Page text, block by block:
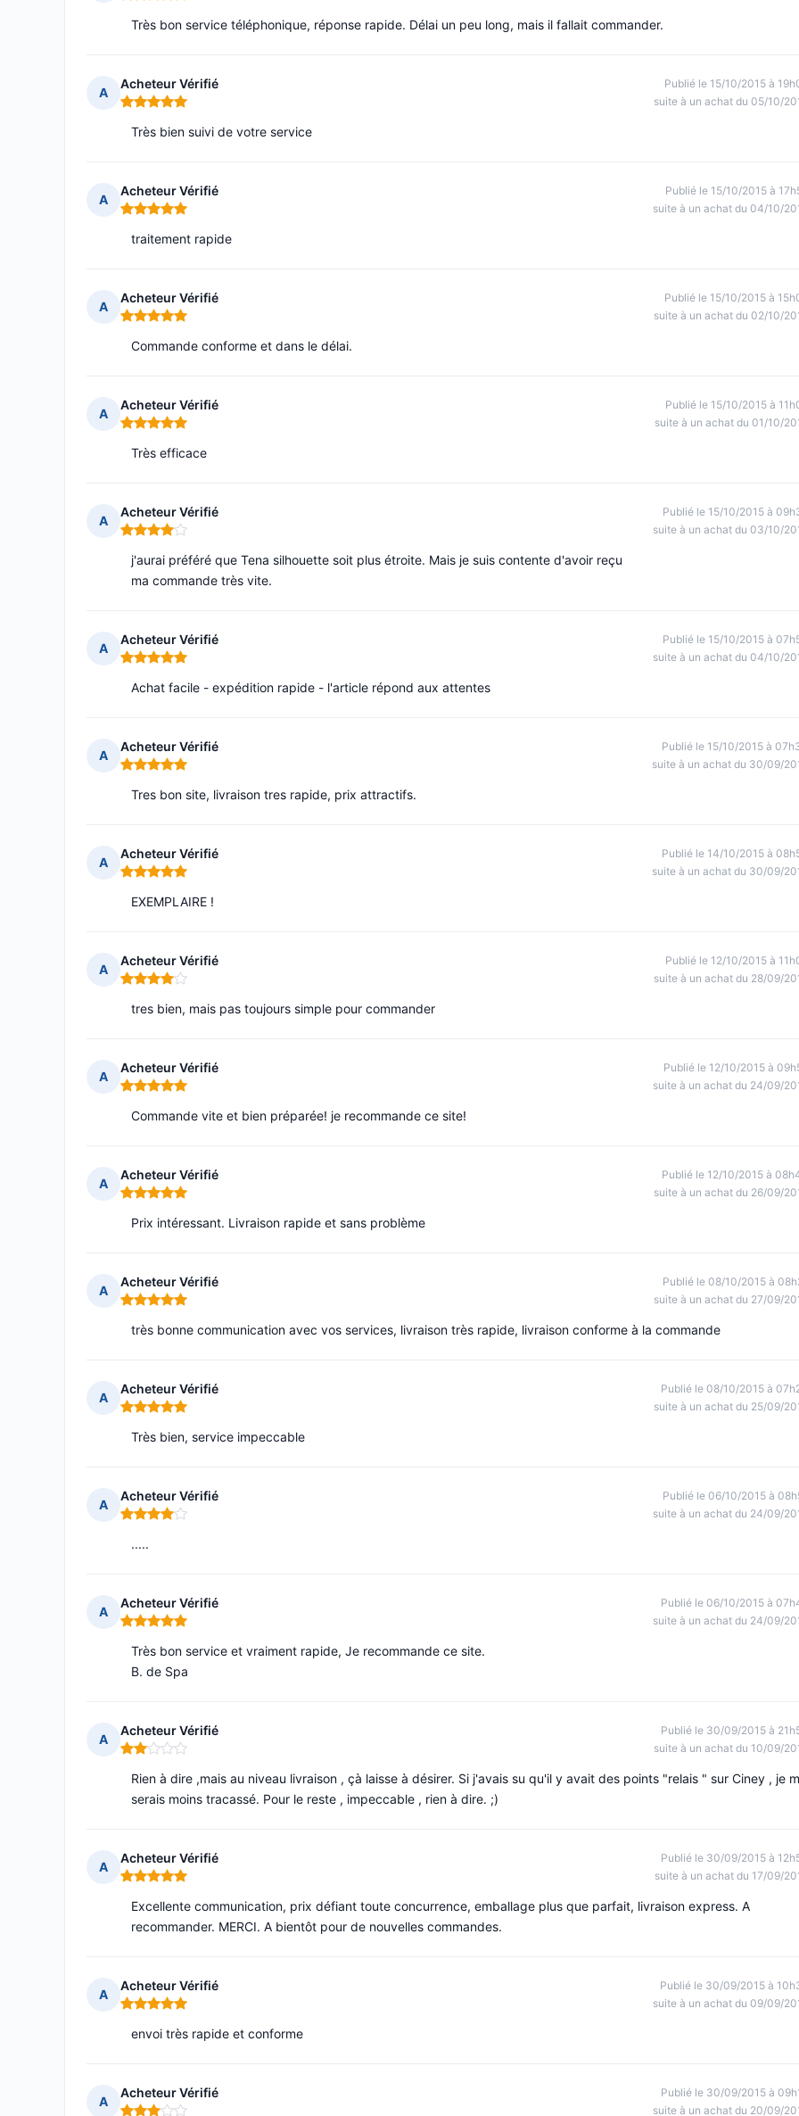
Très bon service téléphonique, réponse rapide. Délai un peu long, mais il fallait commander.
A
Acheteur Vérifié
Note : 5 sur 5
Publié le 15/10/2015 à
suite à un achat du 05/10/
Très bien suivi de votre service
A
Acheteur Vérifié
Note : 5 sur 5
Publié le 15/10/2015 à
suite à un achat du 04/10/
traitement rapide
A
Acheteur Vérifié
Note : 5 sur 5
Publié le 15/10/2015 à
suite à un achat du 02/10/
Commande conforme et dans le délai.
A
Acheteur Vérifié
Note : 5 sur 5
Publié le 15/10/2015 à
suite à un achat du 01/10/
Très efficace
A
Acheteur Vérifié
Note : 4 sur 5
Publié le 15/10/2015 à
suite à un achat du 03/10/
j'aurai préféré que Tena silhouette soit plus étroite. Mais je suis contente d'avoir reçu
ma commande très vite.
A
Acheteur Vérifié
Note : 5 sur 5
Publié le 15/10/2015 à
suite à un achat du 04/10/
Achat facile - expédition rapide - l'article répond aux attentes
A
Acheteur Vérifié
Note : 5 sur 5
Publié le 15/10/2015 à
suite à un achat du 30/09/
Tres bon site, livraison tres rapide, prix attractifs.
A
Acheteur Vérifié
Note : 5 sur 5
Publié le 14/10/2015 à
suite à un achat du 30/09/
EXEMPLAIRE !
A
Acheteur Vérifié
Note : 4 sur 5
Publié le 12/10/2015 à
suite à un achat du 28/09/
tres bien, mais pas toujours simple pour commander
A
Acheteur Vérifié
Note : 5 sur 5
Publié le 12/10/2015 à
suite à un achat du 24/09/
Commande vite et bien préparée! je recommande ce site!
A
Acheteur Vérifié
Note : 5 sur 5
Publié le 12/10/2015 à
suite à un achat du 26/09/
Prix intéressant. Livraison rapide et sans problème
A
Acheteur Vérifié
Note : 5 sur 5
Publié le 08/10/2015 à
suite à un achat du 27/09/
très bonne communication avec vos services, livraison très rapide, livraison conforme à la commande
A
Acheteur Vérifié
Note : 5 sur 5
Publié le 08/10/2015 à
suite à un achat du 25/09/
Très bien, service impeccable
A
Acheteur Vérifié
Note : 4 sur 5
Publié le 06/10/2015 à
suite à un achat du 24/09/
.....
A
Acheteur Vérifié
Note : 5 sur 5
Publié le 06/10/2015 à
suite à un achat du 24/09/
Très bon service et vraiment rapide, Je recommande ce site.
B. de Spa
A
Acheteur Vérifié
Note : 2 sur 5
Publié le 30/09/2015 à
suite à un achat du 10/09/
Rien à dire ,mais au niveau livraison , çà laisse à désirer. Si j'avais su qu'il y avait des points "relais " sur Ciney , je
serais moins tracassé. Pour le reste , impeccable , rien à dire. ;)
A
Acheteur Vérifié
Note : 5 sur 5
Publié le 30/09/2015 à
suite à un achat du 17/09/
Excellente communication, prix défiant toute concurrence, emballage plus que parfait, livraison express. A
recommander. MERCI. A bientôt pour de nouvelles commandes.
A
Acheteur Vérifié
Note : 5 sur 5
Publié le 30/09/2015 à
suite à un achat du 09/09/
envoi très rapide et conforme
A
Acheteur Vérifié
Publié le 30/09/2015 à
suite à un achat du 20/09/